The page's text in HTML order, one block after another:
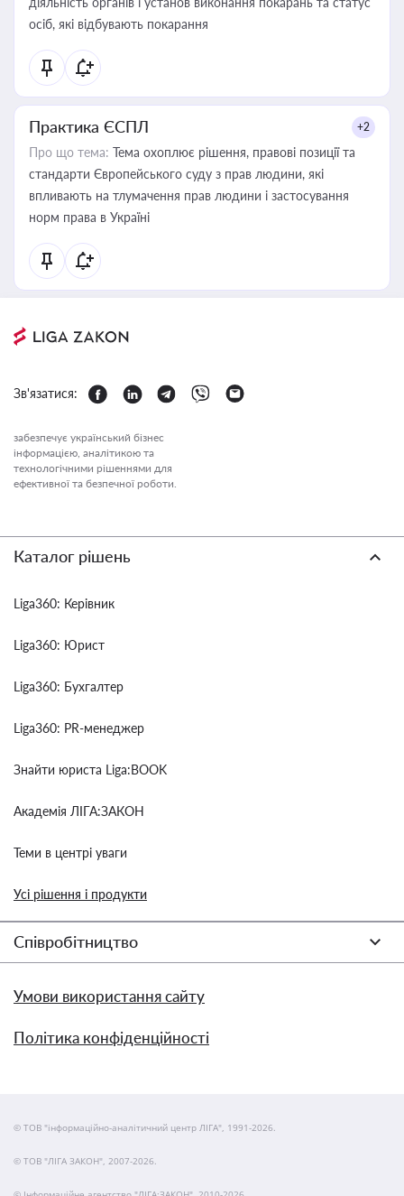
осіб, які відбувають покарання
Практика ЄСПЛ +2
Про що тема: Тема охоплює рішення, правові позиції та
стандарти Європейського суду з прав людини, які
впливають на тлумачення прав людини і застосування
норм права в Україні
Зв'язатися:
забезпечує український бізнес
інформацією, аналітикою та
технологічними рішеннями для
ефективної та безпечної роботи.
Каталог рішень
Liga360: Керівник
Liga360: Юрист
Liga360: Бухгалтер
Liga360: PR-менеджер
Знайти юриста Liga:BOOK
Академія ЛІГА:ЗАКОН
Теми в центрі уваги
Усі рішення і продукти
Співробітництво
Умови використання сайту
Політика конфіденційності
© ТОВ "інформаційно-аналітичний центр ЛІГА", 1991-2026.
© ТОВ "ЛІГА ЗАКОН", 2007-2026.